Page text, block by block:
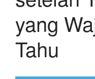
yang
Tahu